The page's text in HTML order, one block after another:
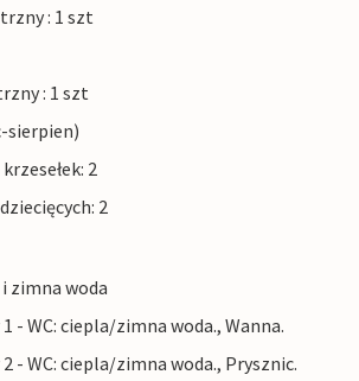
: 1 szt
: 1 szt
sierpien)
2
2
zimna woda
- WC: ciepla/zimna woda., Wanna.
- WC: ciepla/zimna woda., Prysznic.